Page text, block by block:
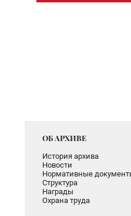
ОБ АРХИВЕ
История архива
Новости
Нормативные
Структура
Награды
Охрана труда